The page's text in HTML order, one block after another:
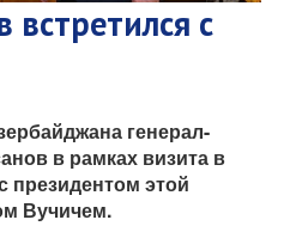
встретился с
генерал-
в рамках визита в
президентом этой
Вучичем.